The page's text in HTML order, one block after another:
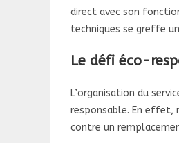
direct avec son
techniques se greffe
Le défi éco-
L’organisation du
responsable. En effet,
contre un